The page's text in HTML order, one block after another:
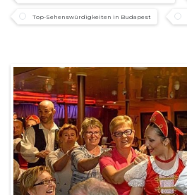
Top-Sehenswürdigkeiten in Budapest